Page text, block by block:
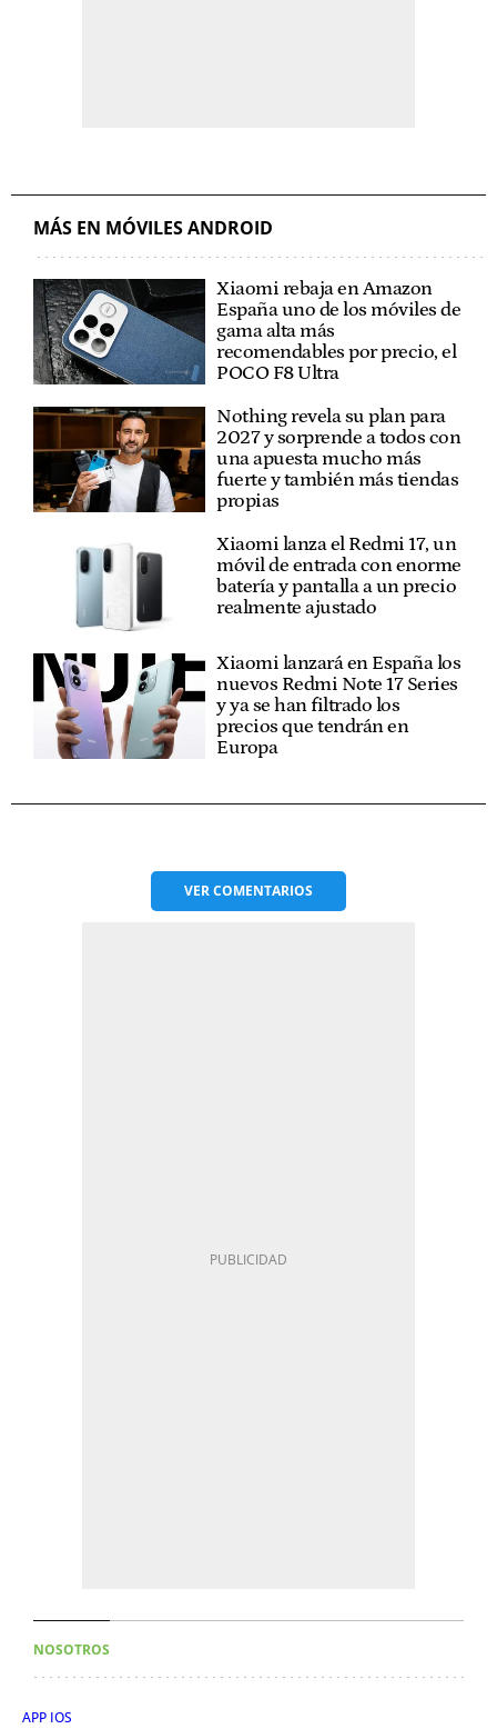
MÁS EN MÓVILES ANDROID
Xiaomi rebaja en Amazon
España uno de los móviles de
gama alta más
recomendables por precio, el
POCO F8 Ultra
Nothing revela su plan para
2027 y sorprende a todos con
una apuesta mucho más
fuerte y también más tiendas
propias
Xiaomi lanza el Redmi 17, un
móvil de entrada con enorme
batería y pantalla a un precio
realmente ajustado
Xiaomi lanzará en España los
nuevos Redmi Note 17 Series
y ya se han filtrado los
precios que tendrán en
Europa
VERCOMENTARIOS
NOSOTROS
APP IOS